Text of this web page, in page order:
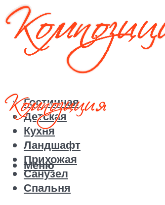
Гостинная
Детская
Кухня
Ландшафт
Прихожая
Санузел
Спальня
Меню